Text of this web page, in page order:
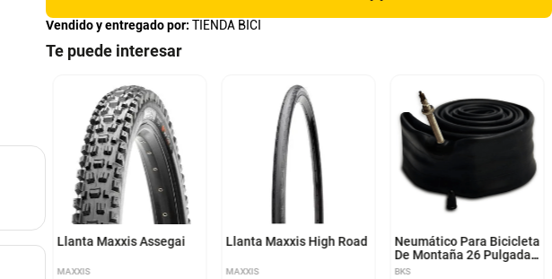
Vendido y entregado por: TIENDA BICI
Te puede interesar
Llanta Maxxis Assegai
MAXXIS
Llanta Maxxis High Road
MAXXIS
Neumático Para Bicicleta
De Montaña 26 Pulgadas
Presta R170
BKS